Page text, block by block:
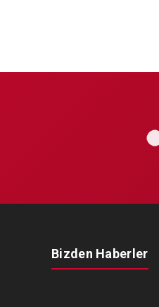
Bizden Haberler